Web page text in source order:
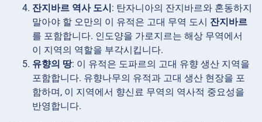
잔지바르 역사 도시: 탄자니아의 잔지바르와 혼동하지
말아야 할 오만의 이 유적은 고대 무역 도시 잔지바르
를 포함합니다. 인도양을 가로지르는 해상 무역에서
이 지역의 역할을 부각시킵니다.
유향의 땅: 이 유적은 도파르의 고대 유향 생산 지역을
포함합니다. 유향나무의 유적과 고대 생산 현장을 포
함하며, 이 지역에서 향신료 무역의 역사적 중요성을
반영합니다.